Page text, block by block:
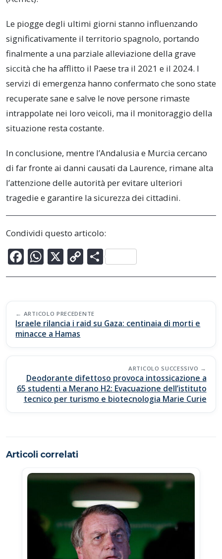
Le piogge degli ultimi giorni stanno influenzando
significativamente il territorio spagnolo, portando
finalmente a una parziale alleviazione della grave
siccità che ha afflitto il Paese tra il 2021 e il 2024. I
servizi di emergenza hanno confermato che sono state
recuperate sane e salve le nove persone rimaste
intrappolate nei loro veicoli, ma il monitoraggio della
situazione resta costante.
In conclusione, mentre l’Andalusia e Murcia cercano
di far fronte ai danni causati da Laurence, rimane alta
l’attenzione delle autorità per evitare ulteriori
tragedie e garantire la sicurezza dei cittadini.
Condividi questo articolo:
F
ac
b
o
o
k
W
h
s
A
p
p
X C
o
y
Li
k
C
o
di
vi
navigation
ARTICOLO PRECEDENTE
Israele rilancia i raid su Gaza: centinaia di morti e
minacce a Hamas
ARTICOLO SUCCESSIVO
Deodorante difettoso provoca intossicazione a
65 studenti a Merano H2: Evacuazione dell’istituto
tecnico per turismo e biotecnologia Marie Curie
Articoli correlati